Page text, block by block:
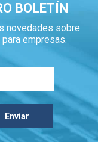
BOLETÍN
novedades sobre
empresas.